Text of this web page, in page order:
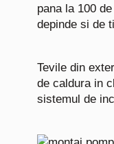
pana la 100
depinde si de
Tevile din
de caldura in
sistemul de